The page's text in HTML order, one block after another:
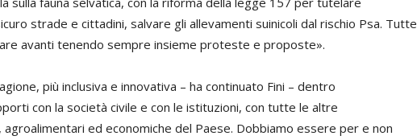
strade e cittadini, salvare gli allevamenti suinicoli dal rischio Psa. Tutte
avanti tenendo sempre insieme proteste e proposte».
più inclusiva e innovativa – ha continuato Fini – dentro
con la società civile e con le istituzioni, con tutte le altre
ed economiche del Paese. Dobbiamo essere per e non